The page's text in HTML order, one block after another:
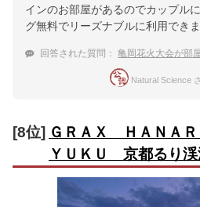
インのお部屋があるのでカップル
グ無料でリーズナブルに利用できま
回答された質問： 亀岡花火大会が部屋から見
Natural Science
[8位] ＧＲＡＸ ＨＡＮＡＲ
ＹＵＫＵ 京都るり渓